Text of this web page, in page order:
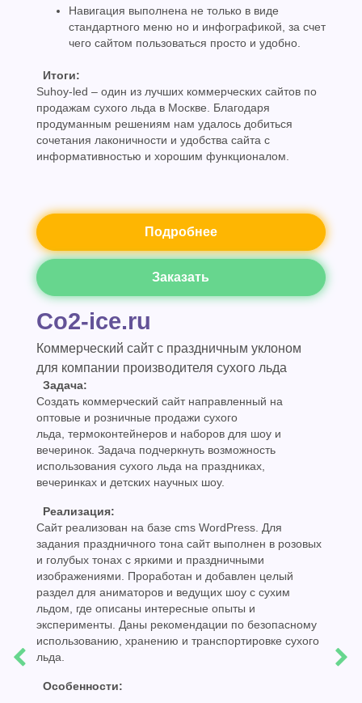
Навигация выполнена не только в виде
стандартного меню но и инфографикой, за счет
чего сайтом пользоваться просто и удобно.
Итоги:
Suhoy-led – один из лучших коммерческих сайтов по
продажам сухого льда в Москве. Благодаря
продуманным решениям нам удалось добиться
сочетания лаконичности и удобства сайта с
информативностью и хорошим функционалом.
Подробнее
Заказать
Co2-ice.ru
Коммерческий сайт с праздничным уклоном
для компании производителя сухого льда
Задача:
Создать коммерческий сайт направленный на
оптовые и розничные продажи сухого
льда, термоконтейнеров и наборов для шоу и
вечеринок. Задача подчеркнуть возможность
использования сухого льда на праздниках,
вечеринках и детских научных шоу.
Реализация:
Сайт реализован на базе cms WordPress. Для
задания праздничного тона сайт выполнен в розовых
и голубых тонах с яркими и праздничными
изображениями. Проработан и добавлен целый
раздел для аниматоров и ведущих шоу с сухим
льдом, где описаны интересные опыты и
эксперименты. Даны рекомендации по безопасному
использованию, хранению и транспортировке сухого
льда.
Особенности: